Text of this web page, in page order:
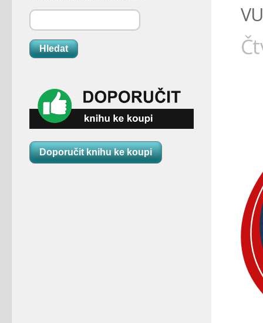
Hledat
Doporučit knihu ke koupi